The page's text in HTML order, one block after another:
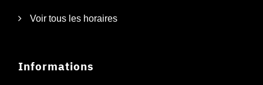
Voir tous les horaires
Informations